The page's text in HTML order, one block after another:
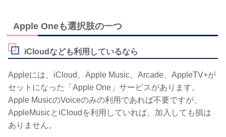
Apple Oneも選択肢の一つ
iCloudなども利用しているなら
Appleには、iCloud、Apple Music、Arcade、AppleTV+が
セットになった「Apple One」サービスがあります。
Apple MusicのVoiceのみの利用であれば不要ですが、
AppleMusicとiCloudを利用していれば、加入しても損は
ありません。